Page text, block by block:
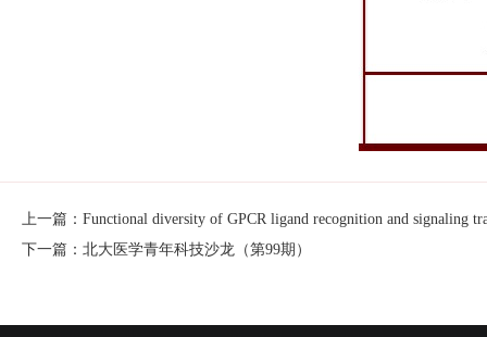
上一篇：Functional diversity of GPCR ligand recognition and signaling
下一篇：北大医学青年科技沙龙（第99期）